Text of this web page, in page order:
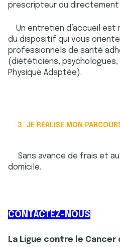
prescripteur ou
Un entretien d’accueil est
du dispositif qui vous
professionnels de santé
(diététiciens,
Physique Adaptée).
3. JE RÉALISE MON
Sans avance de frais et
domicile.
CONTACTEZ-NOUS
La Ligue contre le Cancer